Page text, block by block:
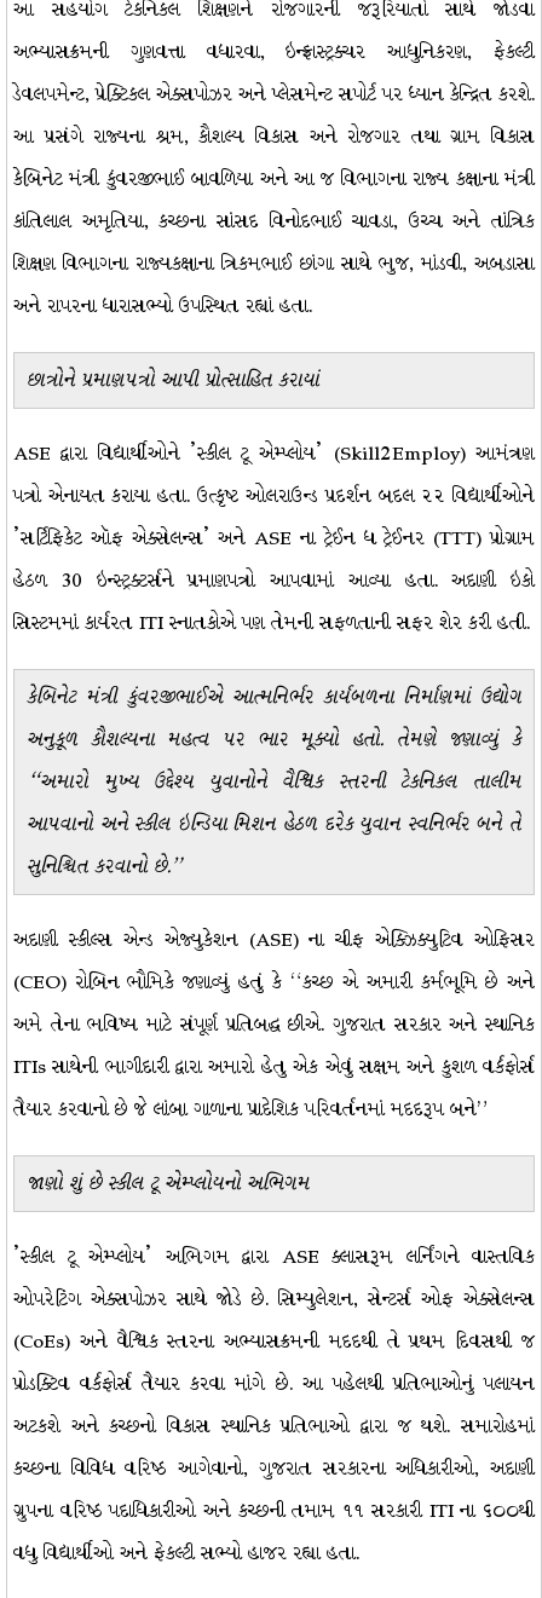
આ સહયોગ ટેકનિકલ શિક્ષણને રોજગારની જરૂરિયાતો સાથે જોડવા
અભ્યાસક્રમની ગુણવત્તા વધારવા, ઇન્ફ્રાસ્ટ્રક્ચર આધુનિકરણ, ફેકલ્ટી
ડેવલપમેન્ટ, પ્રેક્ટિકલ એક્સપોઝર અને પ્લેસમેન્ટ સપોર્ટ પર ધ્યાન કેન્દ્રિત કરશે.
આ પ્રસંગે રાજ્યના શ્રમ, કૌશલ્ય વિકાસ અને રોજગાર તથા ગ્રામ વિકાસ
કેબિનેટ મંત્રી કુંવરજીભાઈ બાવળિયા અને આ જ વિભાગના રાજ્ય કક્ષાના મંત્રી
કાંતિલાલ અમૃતિયા, કચ્છના સાંસદ વિનોદભાઈ ચાવડા, ઉચ્ચ અને તાંત્રિક
શિક્ષણ વિભાગના રાજ્યકક્ષાના ત્રિકમભાઈ છાંગા સાથે ભુજ, માંડવી, અબડાસા
અને રાપરના ધારાસભ્યો ઉપસ્થિત રહ્યાં હતા.
છાત્રોને પ્રમાણપત્રો આપી પ્રોત્સાહિત કરાયાં
ASE દ્વારા વિદ્યાર્થીઓને 'સ્કીલ ટૂ એમ્પ્લોય' (Skill2Employ) આમંત્રણ
પત્રો એનાયત કરાયા હતા. ઉત્કૃષ્ટ ઓલરાઉન્ડ પ્રદર્શન બદલ ૨૨ વિદ્યાર્થીઓને
'સર્ટિફિકેટ ઑફ એક્સેલન્સ' અને ASE ના ટ્રેઈન ધ ટ્રેઈનર (TTT) પ્રોગ્રામ
હેઠળ 30 ઇન્સ્ટ્રક્ટર્સને પ્રમાણપત્રો આપવામાં આવ્યા હતા. અદાણી ઇકો
સિસ્ટમમાં કાર્યરત ITI સ્નાતકોએ પણ તેમની સફળતાની સફર શેર કરી હતી.
કેબિનેટ મંત્રી કુંવરજીભાઈએ આત્મનિર્ભર કાર્યબળના નિર્માણમાં ઉદ્યોગ
અનુકૂળ કૌશલ્યના મહત્વ પર ભાર મૂક્યો હતો. તેમણે જણાવ્યું કે
“અમારો મુખ્ય ઉદ્દેશ્ય યુવાનોને વૈશ્વિક સ્તરની ટેકનિકલ તાલીમ
આપવાનો અને સ્કીલ ઇન્ડિયા મિશન હેઠળ દરેક યુવાન સ્વનિર્ભર બને તે
સુનિશ્ચિત કરવાનો છે.”
અદાણી સ્કીલ્સ એન્ડ એજ્યુકેશન (ASE) ના ચીફ એક્ઝિક્યુટિવ ઓફિસર
(CEO) રોબિન ભૌમિકે જણાવ્યું હતું કે “કચ્છ એ અમારી કર્મભૂમિ છે અને
અમે તેના ભવિષ્ય માટે સંપૂર્ણ પ્રતિબદ્ધ છીએ. ગુજરાત સરકાર અને સ્થાનિક
ITIs સાથેની ભાગીદારી દ્વારા અમારો હેતુ એક એવું સક્ષમ અને કુશળ વર્કફોર્સ
તૈયાર કરવાનો છે જે લાંબા ગાળાના પ્રાદેશિક પરિવર્તનમાં મદદરૂપ બને”
જાણો શું છે સ્કીલ ટૂ એમ્પ્લોયનો અભિગમ
'સ્કીલ ટૂ એમ્પ્લોય' અભિગમ દ્વારા ASE ક્લાસરૂમ લર્નિંગને વાસ્તવિક
ઓપરેટિંગ એક્સપોઝર સાથે જોડે છે. સિમ્યુલેશન, સેન્ટર્સ ઓફ એક્સેલન્સ
(CoEs) અને વૈશ્વિક સ્તરના અભ્યાસક્રમની મદદથી તે પ્રથમ દિવસથી જ
પ્રોડક્ટિવ વર્કફોર્સ તૈયાર કરવા માંગે છે. આ પહેલથી પ્રતિભાઓનું પલાયન
અટકશે અને કચ્છનો વિકાસ સ્થાનિક પ્રતિભાઓ દ્વારા જ થશે. સમારોહમાં
કચ્છના વિવિધ વરિષ્ઠ આગેવાનો, ગુજરાત સરકારના અધિકારીઓ, અદાણી
ગ્રુપના વરિષ્ઠ પદાધિકારીઓ અને કચ્છની તમામ ૧૧ સરકારી ITI ના ​​૬૦૦થી
વધુ વિદ્યાર્થીઓ અને ફેકલ્ટી સભ્યો હાજર રહ્યા હતા.